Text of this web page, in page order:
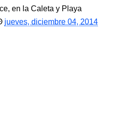
en la Caleta y Playa
jueves, diciembre 04, 2014